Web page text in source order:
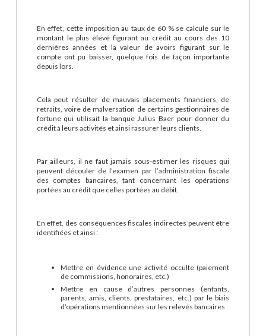
En effet, cette imposition au taux de 60 % se calcule sur le
montant le plus élevé figurant au crédit au cours des 10
dernières années et la valeur de avoirs figurant sur le
compte ont pu baisser, quelque fois de façon importante
depuis lors.
Cela peut résulter de mauvais placements financiers, de
retraits, voire de malversation de certains gestionnaires de
fortune qui utilisait la banque Julius Baer pour donner du
crédit à leurs activités et ainsi rassurer leurs clients.
Par ailleurs, il ne faut jamais sous-estimer les risques qui
peuvent découler de l’examen par l’administration fiscale
des comptes bancaires, tant concernant les opérations
portées au crédit que celles portées au débit.
En effet, des conséquences fiscales indirectes peuvent être
identifiées et ainsi :
Mettre en évidence une activité occulte (paiement
de commissions, honoraires, etc.)
Mettre en cause d’autres personnes (enfants,
parents, amis, clients, prestataires, etc.) par le biais
d’opérations mentionnées sur les relevés bancaires